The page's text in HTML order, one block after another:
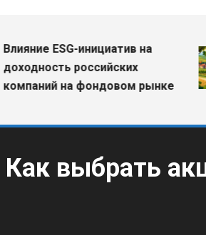
ESG-инициатив на
российских
на фондовом рынке
Как выбрать